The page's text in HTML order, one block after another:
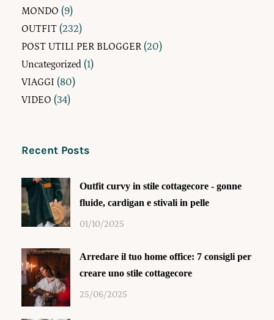
MONDO (9)
OUTFIT (232)
POST UTILI PER BLOGGER (20)
Uncategorized (1)
VIAGGI (80)
VIDEO (34)
Recent Posts
Outfit curvy in stile cottagecore - gonne
fluide, cardigan e stivali in pelle
01/10/2025
Arredare il tuo home office: 7 consigli per
creare uno stile cottagecore
25/06/2025